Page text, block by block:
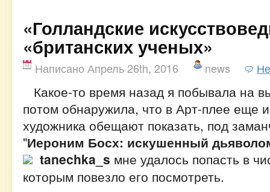
«Голландские
«британских ученых»
Написано Апрель 26th, 2016 news
Какое-то время назад я побывала на
потом обнаружила, что в Арт-плее еще
художника обещают показать, под
"Иероним Босх: искушенный
tanechka_s мне удалось попасть в
которым повезло его посмотреть.